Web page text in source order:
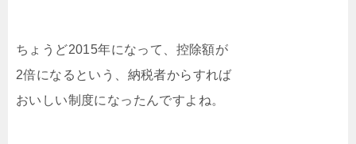
ちょうど2015年になって、控除額が
2倍になるという、納税者からすれば
おいしい制度になったんですよね。